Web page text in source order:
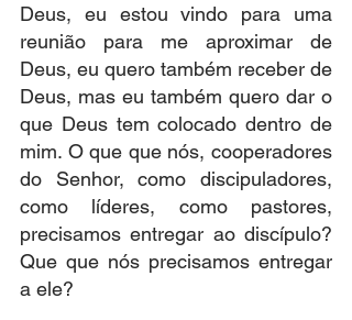
Deus, eu estou vindo para uma
reunião para me aproximar de
Deus, eu quero também receber de
Deus, mas eu também quero dar o
que Deus tem colocado dentro de
mim. O que que nós, cooperadores
do Senhor, como discipuladores,
como líderes, como pastores,
precisamos entregar ao discípulo?
Que que nós precisamos entregar
a ele?